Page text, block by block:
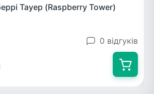
Тауер (Raspberry Tower)
0 відгуків